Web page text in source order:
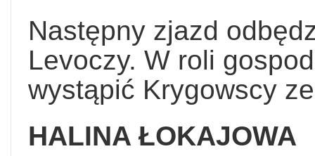
Następny zjazd
Levoczy. W roli
wystąpić Krygowscy
HALINA ŁOKAJOWA